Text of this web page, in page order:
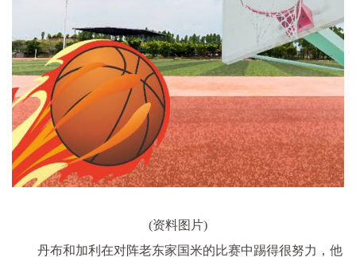
(资料图片)
丹布和加利在对阵老东家国米的比赛中踢得很努力，他